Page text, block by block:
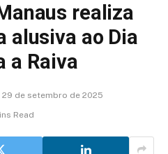
realiza
alusiva ao Dia
a Raiva
29 de setembro de 2025
Read